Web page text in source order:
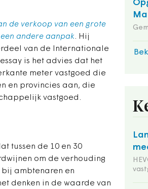
de verkoop van een grote
andere aanpak. Hij
van de Internationale
is het advies dat het
meter vastgoed die
en provincies aan, die
vastgoed.
tussen de 10 en 30
om de verhouding
bij ambtenaren en
denken in de waarde van